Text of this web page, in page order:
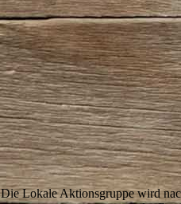
Die Lokale Aktionsgruppe wird